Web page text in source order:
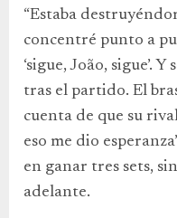
“Estaba
concentré punto a
‘sigue, João, sigue’.
tras el partido. El
cuenta de que su
eso me dio
en ganar tres sets,
adelante.